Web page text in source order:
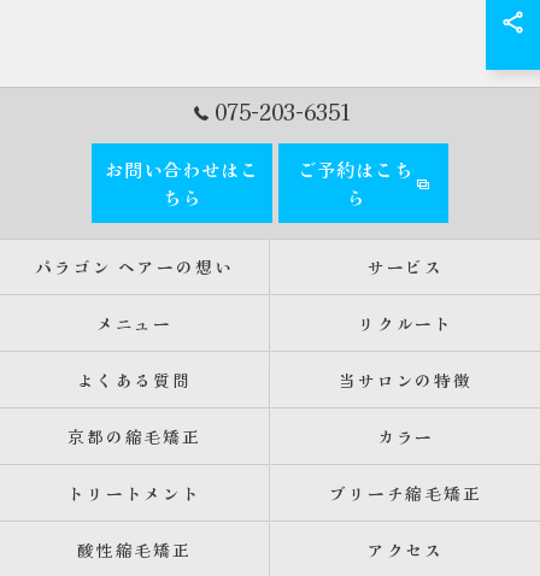
075-203-6351
お問い合わせはこ
ちら
ご予約はこち
ら
パラゴン ヘアーの想い サービス
メニュー リクルート
よくある質問 当サロンの特徴
京都の縮毛矯正 カラー
トリートメント ブリーチ縮毛矯正
酸性縮毛矯正 アクセス